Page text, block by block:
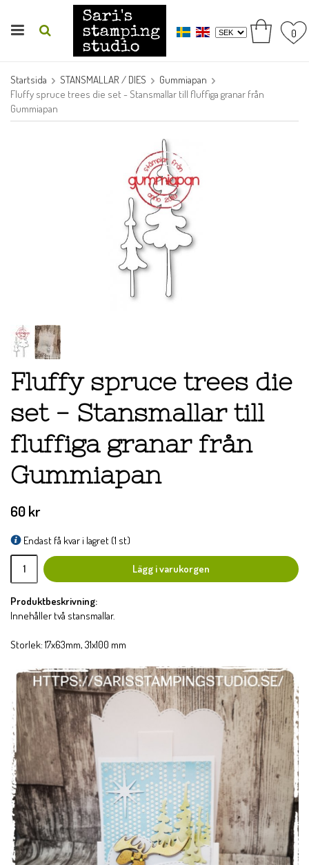
0
Startsida STANSMALLAR / DIES
Gummiapan
Fluffy spruce trees die set - Stansmallar till fluffiga granar från
Gummiapan
Fluffy spruce trees die
set - Stansmallar till
fluffiga granar från
Gummiapan
60 kr
Endast få kvar i lagret (1 st)
Lägg i varukorgen
Produktbeskrivning:
Innehåller två stansmallar.
Storlek: 17x63mm, 31x100 mm